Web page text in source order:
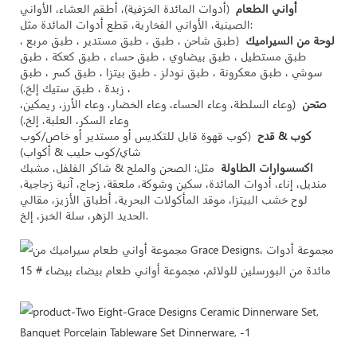
أواني الطعام (أدوات المائدة الخزفية)، أطقم العشاء، الأواني
الصينية، الأواني الفخارية، قطع أدوات المائدة مثل:
لوحة من السيراميك (طبق شاحن ، طبق ، طبق مستدير ، طبق مربع ،
طبق مستطيل ، طبق بيضاوي ، طبق حساء ، طبق كعكة ، طبق
سوشي ، طبق معكرونة ، طبق نودلز ، طبق بيتزا ، طبق كسر ، طبق
زبدة ، طبق ستيك إلخ.) ،
صَحن (وعاء السلطة، وعاء الحساء، وعاء الخضار، وعاء الأرز، ريمكين،
وعاء السكر، العلبة، إلخ.)
كوب & قدح (كوب قهوة قابل للتكديس أو مستدير أو خاص/كوب
اكسسوارات الطاولة مثل: الصحن والملح & شاكر الفلفل، مشبك
منديل، إناء، أدوات المائدة، سكين وشوكة، ملعقة، زجاج، آنية زجاجية،
لوح خشب البيتزا، موقد المأكولات البحرية، أطباق الأزيز، مقالي
الحديد الزهر، سلة الخبز، إلخ.